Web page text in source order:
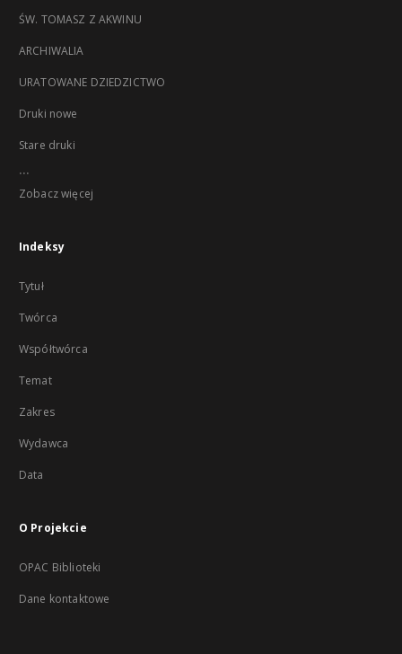
ŚW. TOMASZ Z AKWINU
ARCHIWALIA
URATOWANE DZIEDZICTWO
Druki nowe
Stare druki
...
Zobacz więcej
Indeksy
Tytuł
Twórca
Współtwórca
Temat
Zakres
Wydawca
Data
O Projekcie
OPAC Biblioteki
Dane kontaktowe